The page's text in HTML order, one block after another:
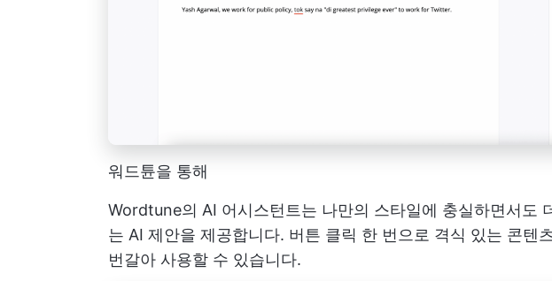
워드튠을 통해
Wordtune의 AI 어시스턴트는 나만의 스타일에 충실하면서도
는 AI 제안을 제공합니다. 버튼 클릭 한 번으로 격식 있는 콘텐
번갈아 사용할 수 있습니다.